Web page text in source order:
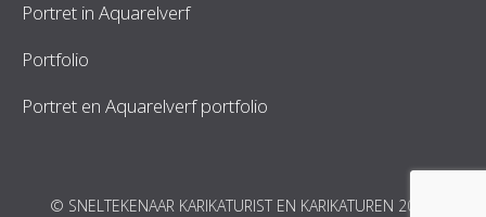
Portret in Aquarelverf
Portfolio
Portret en Aquarelverf portfolio
© SNELTEKENAAR KARIKATURIST EN KARIKATUREN 2026.